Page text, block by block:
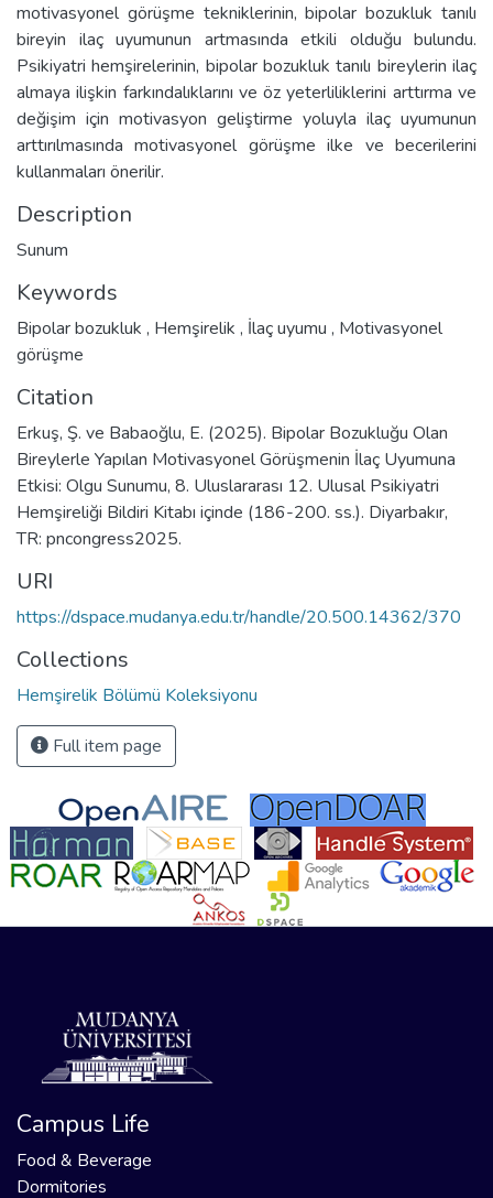
motivasyonel görüşme tekniklerinin, bipolar bozukluk tanılı
bireyin ilaç uyumunun artmasında etkili olduğu bulundu.
Psikiyatri hemşirelerinin, bipolar bozukluk tanılı bireylerin ilaç
almaya ilişkin farkındalıklarını ve öz yeterliliklerini arttırma ve
değişim için motivasyon geliştirme yoluyla ilaç uyumunun
arttırılmasında motivasyonel görüşme ilke ve becerilerini
kullanmaları önerilir.
Description
Sunum
Keywords
Bipolar bozukluk , Hemşirelik , İlaç uyumu , Motivasyonel
görüşme
Citation
Erkuş, Ş. ve Babaoğlu, E. (2025). Bipolar Bozukluğu Olan
Bireylerle Yapılan Motivasyonel Görüşmenin İlaç Uyumuna
Etkisi: Olgu Sunumu, 8. Uluslararası 12. Ulusal Psikiyatri
Hemşireliği Bildiri Kitabı içinde (186-200. ss.). Diyarbakır,
TR: pncongress2025.
URI
https://dspace.mudanya.edu.tr/handle/20.500.14362/370
Collections
Hemşirelik Bölümü Koleksiyonu
Full item page
Campus Life
Food & Beverage
Dormitories